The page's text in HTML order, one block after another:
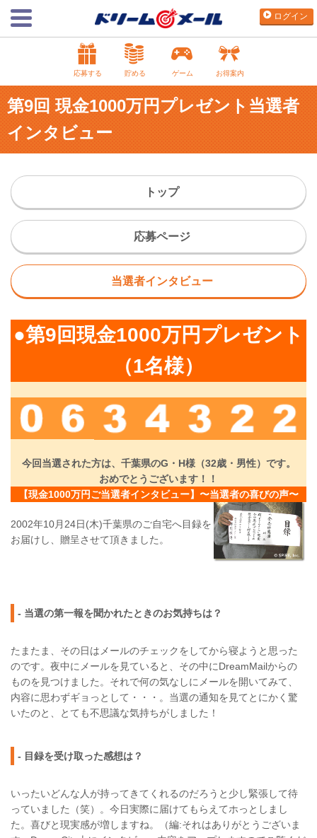
ログイン
応募する 貯める ゲーム お得案内
第9回 現金1000万円プレゼント当選者
インタビュー
トップ
応募ページ
当選者インタビュー
●第9回現金1000万円プレゼント
（1名様）
今回当選された方は、千葉県のG・H様（32歳・男性）です。
おめでとうございます！！
【現金1000万円ご当選者インタビュー】〜当選者の喜びの声〜
2002年10月24日(木)千葉県のご自宅へ目録を
お届けし、贈呈させて頂きました。
- 当選の第一報を聞かれたときのお気持ちは？
たまたま、その日はメールのチェックをしてから寝ようと思った
のです。夜中にメールを見ていると、その中にDreamMailからの
ものを見つけました。それで何の気なしにメールを開いてみて、
内容に思わずギョっとして・・・。当選の通知を見てとにかく驚
いたのと、とても不思議な気持ちがしました！
- 目録を受け取った感想は？
いったいどんな人が持ってきてくれるのだろうと少し緊張して待
っていました（笑）。今日実際に届けてもらえてホっとしまし
た。喜びと現実感が増しますね。（編:それはありがとうございま